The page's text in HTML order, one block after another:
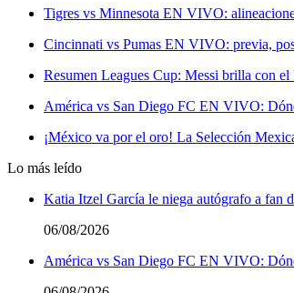
Tigres vs Minnesota EN VIVO:
Cincinnati vs Pumas EN VIVO: previa,
Resumen Leagues Cup: Messi brilla con
América vs San Diego FC EN VIVO:
¡México va por el oro! La Selección
Lo más leído
Katia Itzel García le niega autógrafo a fan
06/08/2026
América vs San Diego FC EN VIVO: